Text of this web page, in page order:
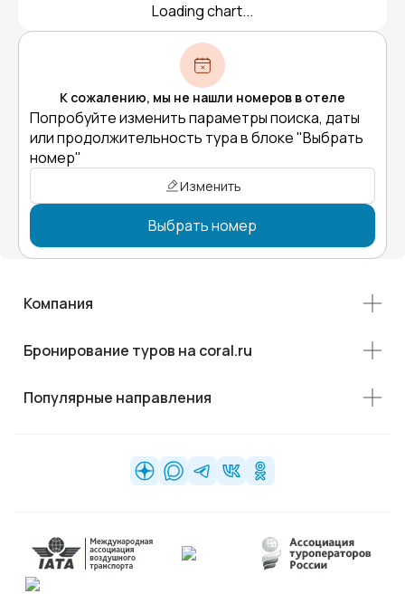
Loading chart...
К сожалению, мы не нашли номеров в отеле
Попробуйте изменить параметры поиска, даты
или продолжительность тура в блоке "Выбрать
номер"
Изменить
Выбрать номер
Компания
Бронирование туров на coral.ru
Популярные направления